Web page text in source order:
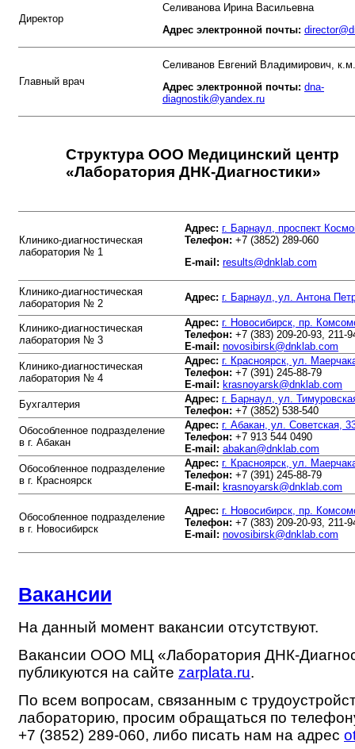
Директор
Селиванова Ирина Васильевна
Адрес электронной почты:
Главный врач
Селиванов Евгений Владимирович,
Адрес электронной почты: dna-
diagnostik@yandex.ru
Структура ООО Медицинский центр
«Лаборатория ДНК-Диагностики»
Клинико-диагностическая
лаборатория № 1
Адрес: г. Барнаул, проспект
Телефон: +7 (3852) 289-060
E-mail: results@dnklab.com
Клинико-диагностическая
лаборатория № 2
Адрес: г. Барнаул, ул. Антона
Клинико-диагностическая
лаборатория № 3
Адрес: г. Новосибирск, пр.
Телефон: +7 (383) 209-20-93, 211-
E-mail: novosibirsk@dnklab.com
Клинико-диагностическая
лаборатория № 4
Адрес: г. Красноярск, ул.
Телефон: +7 (391) 245-88-79
E-mail: krasnoyarsk@dnklab.com
Бухгалтерия
Адрес: г. Барнаул, ул.
Телефон: +7 (3852) 538-540
Обособленное подразделение
в г. Абакан
Адрес: г. Абакан, ул. Советская,
Телефон: +7 913 544 0490
E-mail: abakan@dnklab.com
Обособленное подразделение
в г. Красноярск
Адрес: г. Красноярск, ул.
Телефон: +7 (391) 245-88-79
E-mail: krasnoyarsk@dnklab.com
Обособленное подразделение
в г. Новосибирск
Адрес: г. Новосибирск, пр.
Телефон: +7 (383) 209-20-93, 211-
E-mail: novosibirsk@dnklab.com
Вакансии
На данный момент вакансии отсутствуют.
Вакансии ООО МЦ «Лаборатория ДНК-
публикуются на сайте zarplata.ru.
По всем вопросам, связанным с
лабораторию, просим обращаться по
+7 (3852) 289-060, либо писать нам на адрес